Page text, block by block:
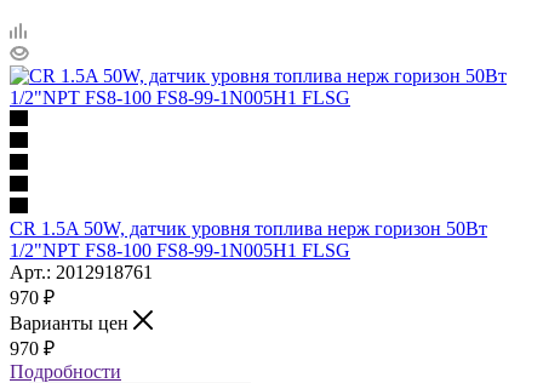
CR 1.5A 50W, датчик уровня топлива нерж горизон 50Вт
1/2"NPT FS8-100 FS8-99-1N005H1 FLSG
Арт.: 2012918761
970 ₽
Варианты цен
970 ₽
Подробности